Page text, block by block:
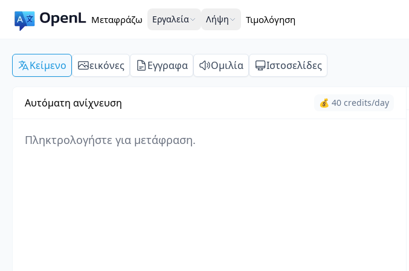
Μεταφράζω Εργαλεία Λήψη Τιμολόγηση
Κείμενο εικόνες Εγγραφα Ομιλία Ιστοσελίδες
Αυτόματη ανίχνευση 💰 40 credits/day